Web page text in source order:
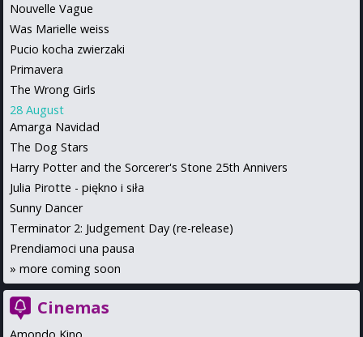
Nouvelle Vague
Was Marielle weiss
Pucio kocha zwierzaki
Primavera
The Wrong Girls
28 August
Amarga Navidad
The Dog Stars
Harry Potter and the Sorcerer's Stone 25th Annivers
Julia Pirotte - piękno i siła
Sunny Dancer
Terminator 2: Judgement Day (re-release)
Prendiamoci una pausa
» more coming soon
Cinemas